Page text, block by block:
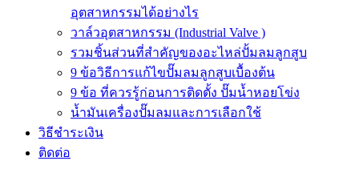
อุตสาหกรรมได้อย่างไร
วาล์วอุตสาหกรรม (Industrial Valve )
รวมชิ้นส่วนที่สำคัญของอะไหล่ปั้มลมลูกสูบ
9 ข้อวิธีการแก้ไขปั๊มลมลูกสูบเบื้องต้น
9 ข้อ ที่ควรรู้ก่อนการติดตั้ง ปั๊มน้ำหอยโข่ง
น้ำมันเครื่องปั๊มลมและการเลือกใช้
วิธีชำระเงิน
ติดต่อ